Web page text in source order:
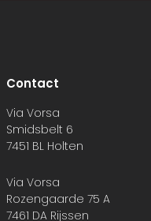
Contact
Via Vorsa
Smidsbelt 6
7451 BL Holten
Via Vorsa
Rozengaarde 75 A
7461 DA Rijssen